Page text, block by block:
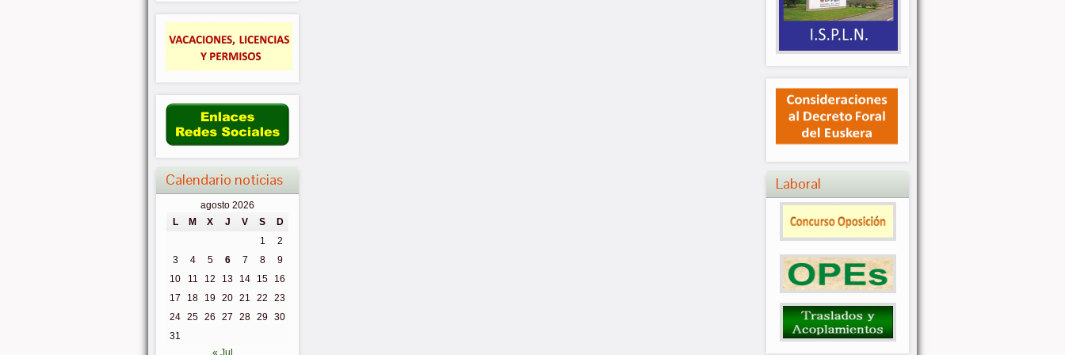
Calendario noticias
agosto 2026
L
M X J V S
D
1
2
3
4 5 6 7 8
9
10
11 12 13 14 15
16
17
18 19 20 21 22
23
24 25 26 27 28 29 30
31
Laboral